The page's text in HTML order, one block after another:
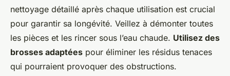
nettoyage détaillé après chaque utilisation est crucial
pour garantir sa longévité. Veillez à démonter toutes
les pièces et les rincer sous l’eau chaude. Utilisez des
brosses adaptées pour éliminer les résidus tenaces
qui pourraient provoquer des obstructions.